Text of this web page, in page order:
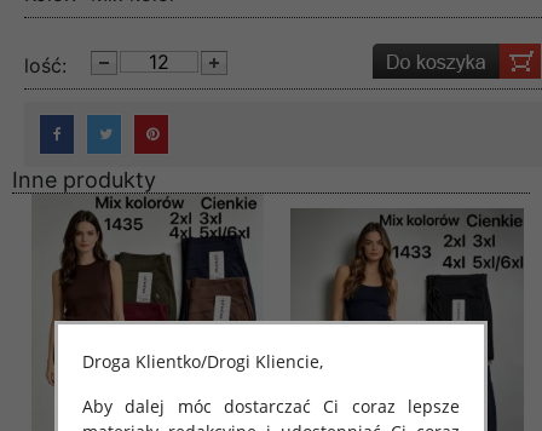
lość:
Inne produkty
Droga Klientko/Drogi Kliencie,
Aby dalej móc dostarczać Ci coraz lepsze